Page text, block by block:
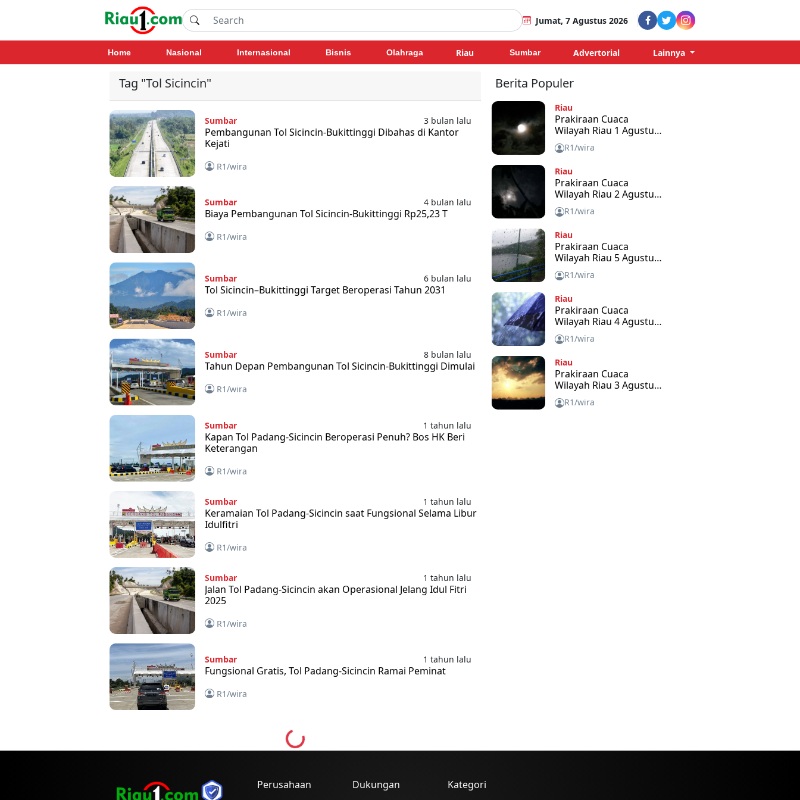
Jumat, 7 Agustus 2026
Home Nasional Internasional Bisnis Olahraga Riau Sumbar Advertorial Lainnya
Tag "Tol Sicincin"
Sumbar 3 bulan lalu
Pembangunan Tol Sicincin-Bukittinggi Dibahas di Kantor
Kejati
R1/wira
Sumbar 4 bulan lalu
Biaya Pembangunan Tol Sicincin-Bukittinggi Rp25,23 T
R1/wira
Sumbar 6 bulan lalu
Tol Sicincin–Bukittinggi Target Beroperasi Tahun 2031
R1/wira
Sumbar 8 bulan lalu
Tahun Depan Pembangunan Tol Sicincin-Bukittinggi Dimulai
R1/wira
Sumbar 1 tahun lalu
Kapan Tol Padang-Sicincin Beroperasi Penuh? Bos HK Beri
Keterangan
R1/wira
Sumbar 1 tahun lalu
Keramaian Tol Padang-Sicincin saat Fungsional Selama Libur
Idulfitri
R1/wira
Sumbar 1 tahun lalu
Jalan Tol Padang-Sicincin akan Operasional Jelang Idul Fitri
2025
R1/wira
Sumbar 1 tahun lalu
Fungsional Gratis, Tol Padang-Sicincin Ramai Peminat
R1/wira
Loading...
Berita Populer
Riau
Prakiraan Cuaca
Wilayah Riau 1 Agustus
2026R1/wira
Riau
Prakiraan Cuaca
Wilayah Riau 2 Agustus
2026R1/wira
Riau
Prakiraan Cuaca
Wilayah Riau 5 Agustus
2026R1/wira
Riau
Prakiraan Cuaca
Wilayah Riau 4 Agustus
2026R1/wira
Riau
Prakiraan Cuaca
Wilayah Riau 3 Agustus
2026R1/wira
Perusahaan Dukungan Kategori